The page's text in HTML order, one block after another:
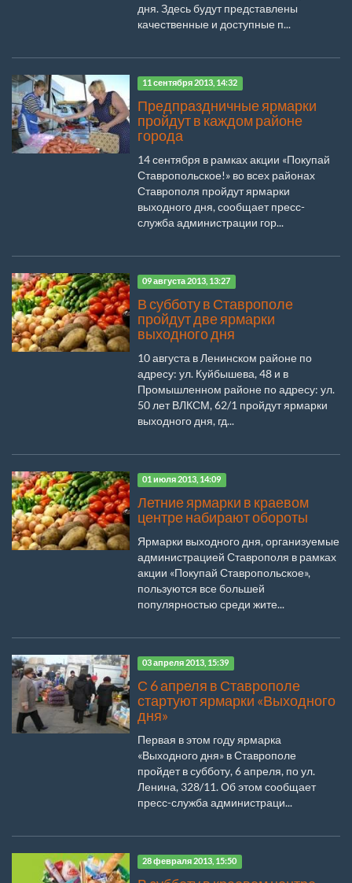
дня. Здесь будут представлены
качественные и доступные п...
11 сентября 2013, 14:32
Предпраздничные ярмарки
пройдут в каждом районе
города
14 сентября в рамках акции «Покупай
Ставропольское!» во всех районах
Ставрополя пройдут ярмарки
выходного дня, сообщает пресс-
служба администрации гор...
09 августа 2013, 13:27
В субботу в Ставрополе
пройдут две ярмарки
выходного дня
10 августа в Ленинском районе по
адресу: ул. Куйбышева, 48 и в
Промышленном районе по адресу: ул.
50 лет ВЛКСМ, 62/1 пройдут ярмарки
выходного дня, гд...
01 июля 2013, 14:09
Летние ярмарки в краевом
центре набирают обороты
Ярмарки выходного дня, организуемые
администрацией Ставрополя в рамках
акции «Покупай Ставропольское»,
пользуются все большей
популярностью среди жите...
03 апреля 2013, 15:39
С 6 апреля в Ставрополе
стартуют ярмарки «Выходного
дня»
Первая в этом году ярмарка
«Выходного дня» в Ставрополе
пройдет в субботу, 6 апреля, по ул.
Ленина, 328/11. Об этом сообщает
пресс-служба администраци...
28 февраля 2013, 15:50